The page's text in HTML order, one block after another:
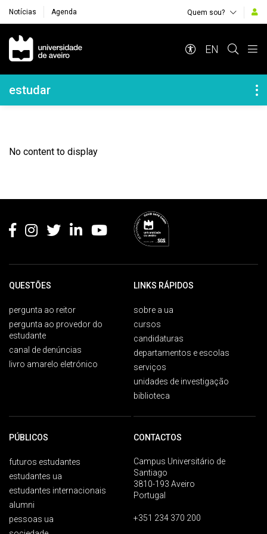
Notícias Agenda Quem sou?
Navegação Principal
EN
Navegação Lateral
estudar
No content to display
QUESTÕES
pergunta ao reitor
pergunta ao provedor do
estudante
canal de denúncias
livro amarelo eletrónico
LINKS RÁPIDOS
sobre a ua
cursos
candidaturas
departamentos e escolas
serviços
unidades de investigação
biblioteca
PÚBLICOS
futuros estudantes
estudantes ua
estudantes internacionais
alumni
pessoas ua
CONTACTOS
Campus Universitário de
Santiago
3810-193 Aveiro
Portugal
+351 234 370 200